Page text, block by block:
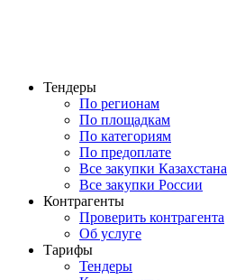
Тендеры
По регионам
По площадкам
По категориям
По предоплате
Все закупки Казахстана
Все закупки России
Контрагенты
Проверить контрагента
Об услуге
Тарифы
Тендеры